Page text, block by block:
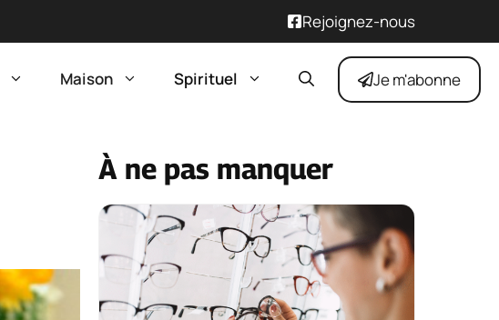
Rejoignez-nous
Maison Spirituel Je m'abonne
À ne pas manquer